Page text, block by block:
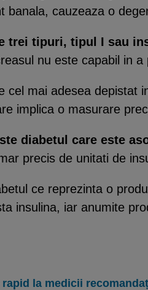
banala, cauzeaza o
trei tipuri, tipul I sau
nu este capabil in a
cel mai adesea depistat
implica o masurare
diabetul care este
precis de unitati de
ce reprezinta o
insulina, iar anumite
rapid la medicii